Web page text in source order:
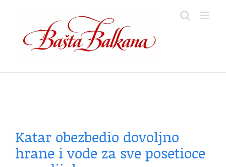
content
Katar obezbedio dovoljno
hrane i vode za sve posetioce